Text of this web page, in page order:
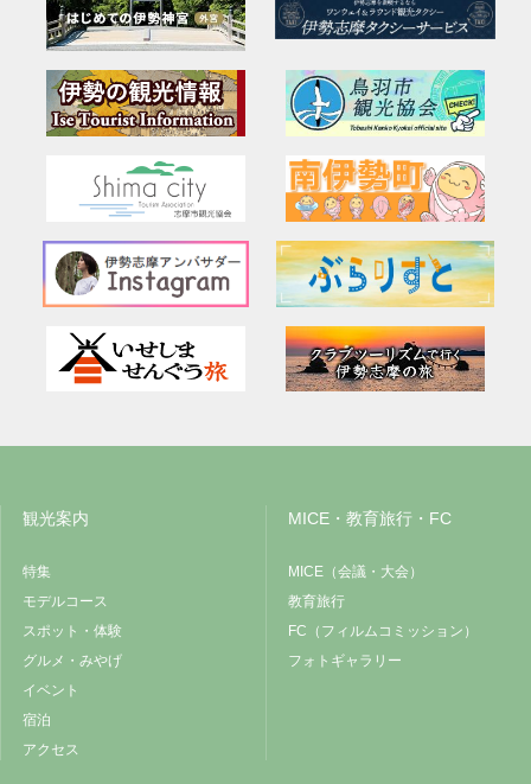
観光案内
特集
モデルコース
スポット・体験
グルメ・みやげ
イベント
宿泊
アクセス
MICE・教育旅行・FC
MICE（会議・大会）
教育旅行
FC（フィルムコミッション）
フォトギャラリー